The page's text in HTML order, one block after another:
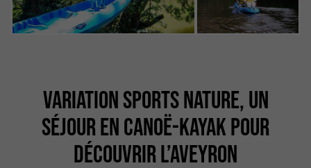
VARIATION SPORTS NATURE, UN
SÉJOUR EN CANOË-KAYAK POUR
DÉCOUVRIR L’AVEYRON